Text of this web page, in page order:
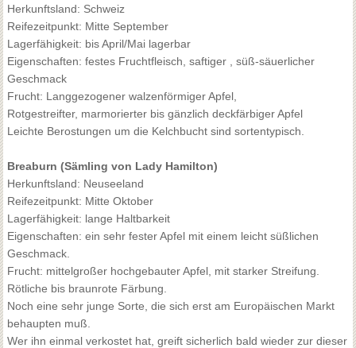
Herkunftsland: Schweiz
Reifezeitpunkt: Mitte September
Lagerfähigkeit: bis April/Mai lagerbar
Eigenschaften: festes Fruchtfleisch, saftiger , süß-säuerlicher
Geschmack
Frucht: Langgezogener walzenförmiger Apfel,
Rotgestreifter, marmorierter bis gänzlich deckfärbiger Apfel
Leichte Berostungen um die Kelchbucht sind sortentypisch.
Breaburn (Sämling von Lady Hamilton)
Herkunftsland: Neuseeland
Reifezeitpunkt: Mitte Oktober
Lagerfähigkeit: lange Haltbarkeit
Eigenschaften: ein sehr fester Apfel mit einem leicht süßlichen
Geschmack.
Frucht: mittelgroßer hochgebauter Apfel, mit starker Streifung.
Rötliche bis braunrote Färbung.
Noch eine sehr junge Sorte, die sich erst am Europäischen Markt
behaupten muß.
Wer ihn einmal verkostet hat, greift sicherlich bald wieder zur dieser